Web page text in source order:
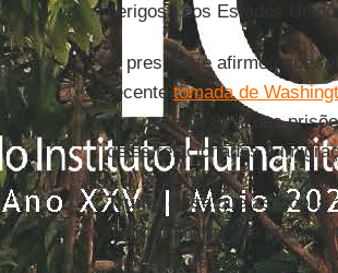
perigosa dos Estados
O presidente afirmou que
recentetomada de
que mais de 80% das
deles relacionados à
Trump disse que as tropas
tradição militar" de
"domésticos".